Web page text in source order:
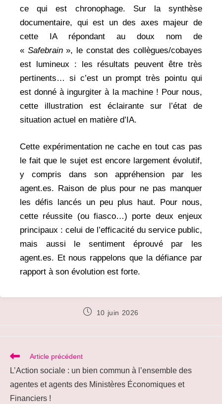
ce qui est chronophage. Sur la synthèse
documentaire, qui est un des axes majeur de
cette IA répondant au doux nom de
« Safebrain», le constat des collègues/cobayes
est lumineux : les résultats peuvent être très
pertinents… si c’est un prompt très pointu qui
est donné à ingurgiter à la machine ! Pour nous,
cette illustration est éclairante sur l’état de
situation actuel en matière d’IA.
Cette expérimentation ne cache en tout cas pas
le fait que le sujet est encore largement évolutif,
y compris dans son appréhension par les
agent.es. Raison de plus pour ne pas manquer
les défis lancés un peu plus haut. Pour nous,
cette réussite (ou fiasco…) porte deux enjeux
principaux : celui de l’efficacité du service public,
mais aussi le sentiment éprouvé par les
agent.es. Et nous rappelons que la défiance par
rapport à son évolution est forte.
Publication
10 juin 2026
Read
articles
Article précédent
L’Action sociale : un bien commun à l’ensemble des
agentes et agents des Ministères Économiques et
Financiers !